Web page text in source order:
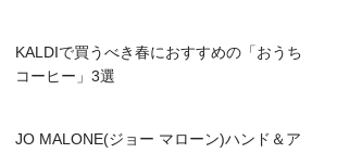
KALDIで買うべき春におすすめの「おうち
コーヒー」3選
JO MALONE(ジョー マローン)ハンド＆ア